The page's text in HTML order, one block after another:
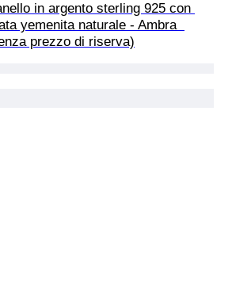
in argento sterling 925 con
yemenita naturale - Ambra
prezzo di riserva)